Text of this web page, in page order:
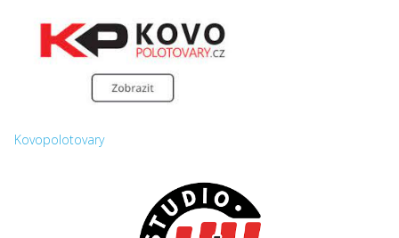
Kovopolotovary